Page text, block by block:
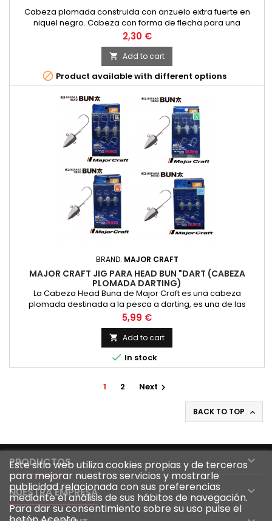
Cabeza plomada construida con anzuelo extra fuerte en
niquel negro. Cabeza con forma de flecha para una
profundización rápida. Gracias a su forma hidrodinámica se
desliza a la perfección acompañando los movimientos del
señuelo Unidades por paquete Nº 1 5 unidades Nº2/0 4
unidades Nº 3/0 3 unidades Nº4/0 2 unidades
Price
2,30 €
 Add to cart
 Product available with different options
BRAND: MAJOR CRAFT
MAJOR CRAFT JIG PARA HEAD BUN "DART (CABEZA
PLOMADA DARTING)
La Cabeza Head Buna de Major Craft es una cabeza
plomada destinada a la pesca a darting, es una de las
nuevas técnicas desarrolladas para la pesca a spinning en el
mar
Price
5,99 €
 Add to cart
 In stock
1 2 Next 
BACK TO TOP 
PRODUCTOS 
NUESTRA EMPRESA 
Este sitio web utiliza cookies propias y de terceros
para mejorar nuestros servicios y mostrarle
publicidad relacionada con sus preferencias
mediante el análisis de sus hábitos de navegación.
Para dar su consentimiento sobre su uso pulse el